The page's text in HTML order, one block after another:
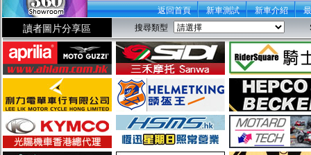
返回首頁
新車測試 新車介紹
讀者圖片分享區 搜尋類型